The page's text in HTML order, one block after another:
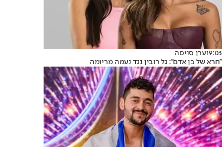
19:03ערן סויסה
"חרא של בן אדם": גל רובין נגד נעמה מריומה